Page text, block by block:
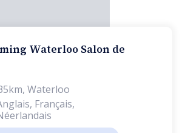
Waterloo Salon de
, Waterloo
Français,